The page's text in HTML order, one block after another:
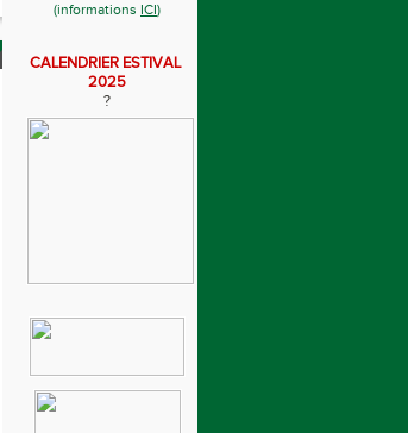
(informations ICI)
CALENDRIER ESTIVAL
2025
?